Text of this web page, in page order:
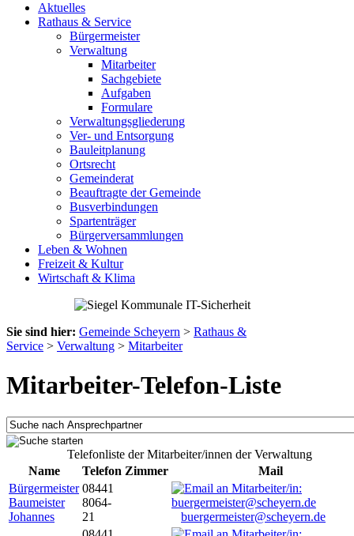
Aktuelles
Rathaus & Service
Bürgermeister
Verwaltung
Mitarbeiter
Sachgebiete
Aufgaben
Formulare
Verwaltungsgliederung
Ver- und Entsorgung
Bauleitplanung
Ortsrecht
Gemeinderat
Beauftragte der Gemeinde
Busverbindungen
Spartenträger
Bürgerversammlungen
Leben & Wohnen
Freizeit & Kultur
Wirtschaft & Klima
Sie sind hier: Gemeinde Scheyern > Rathaus &
Service > Verwaltung > Mitarbeiter
Mitarbeiter-Telefon-Liste
Telefonliste der Mitarbeiter/innen der Verwaltung
Name
Telefon Zimmer
Mail
Bürgermeister
Baumeister
Johannes
08441
8064-
21
buergermeister@scheyern.de